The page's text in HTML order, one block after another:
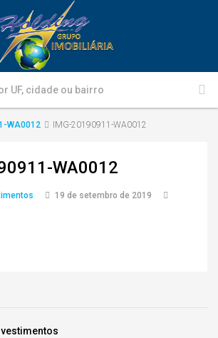
WA0012 IMG-20190911-WA0012
WA0012
19 de setembro de 2019